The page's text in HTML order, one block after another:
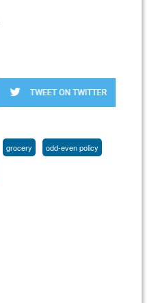
grocery
odd-even policy